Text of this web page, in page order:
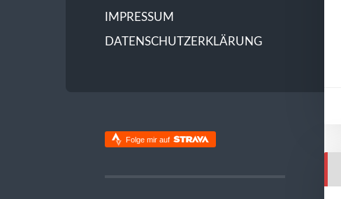
IMPRESSUM
DATENSCHUTZERKLÄRUNG
Folge mir auf